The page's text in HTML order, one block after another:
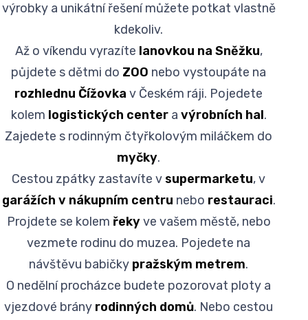
výrobky a unikátní řešení můžete potkat vlastně
kdekoliv.
Až o víkendu vyrazíte lanovkou na Sněžku,
půjdete s dětmi do ZOO nebo vystoupáte na
rozhlednu Čížovka v Českém ráji. Pojedete
kolem logistických centera výrobních hal.
Zajedete s rodinným čtyřkolovým miláčkem do
myčky.
Cestou zpátky zastavíte vsupermarketu, v
garážích v nákupním centru nebo restauraci.
Projdete se kolem řekyve vašem městě, nebo
vezmete rodinu do muzea. Pojedete na
návštěvu babičky pražským metrem.
O nedělní procházce budete pozorovat ploty a
vjezdové brány rodinných domů. Nebo cestou